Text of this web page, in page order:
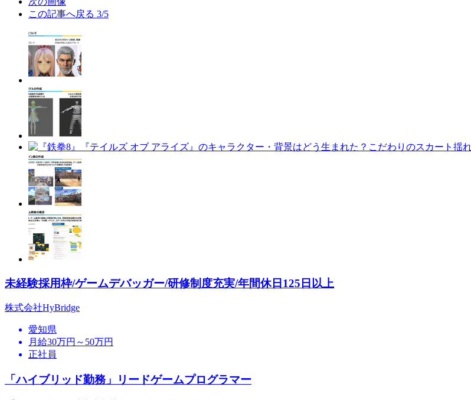
この記事へ戻る 3/5
未経験採用枠/ゲームデバッガー/研修制度充実/年間休日125日以上
株式会社HyBridge
愛知県
月給30万円～50万円
正社員
「ハイブリッド勤務」リードゲームプログラマー